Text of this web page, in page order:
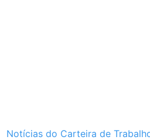
Notícias do Carteira de